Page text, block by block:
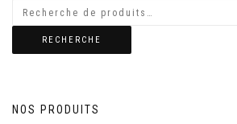
RECHERCHE
NOS PRODUITS